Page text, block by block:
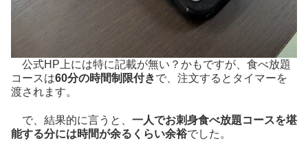
公式HP上には特に記載が無い？かもですが、食べ放題
コースは60分の時間制限付きで、注文するとタイマーを
渡されます。
で、結果的に言うと、 一人でお刺身食べ放題コースを堪
能する分には時間が余るくらい余裕でした。